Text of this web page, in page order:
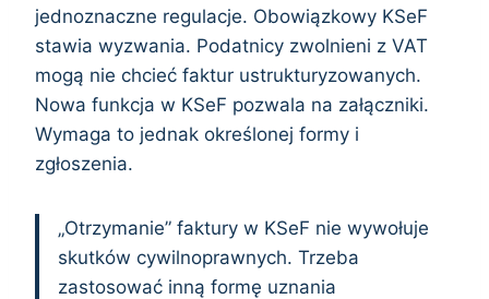
jednoznaczne regulacje. Obowiązkowy KSeF
stawia wyzwania. Podatnicy zwolnieni z VAT
mogą nie chcieć faktur ustrukturyzowanych.
Nowa funkcja w KSeF pozwala na załączniki.
Wymaga to jednak określonej formy i
zgłoszenia.
„Otrzymanie” faktury w KSeF nie wywołuje
skutków cywilnoprawnych. Trzeba
zastosować inną formę uznania